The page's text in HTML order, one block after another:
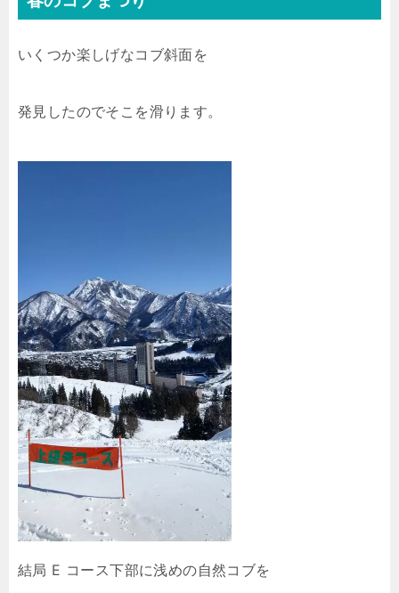
いくつか楽しげなコブ斜面を
発見したのでそこを滑ります。
結局 E コース下部に浅めの自然コブを